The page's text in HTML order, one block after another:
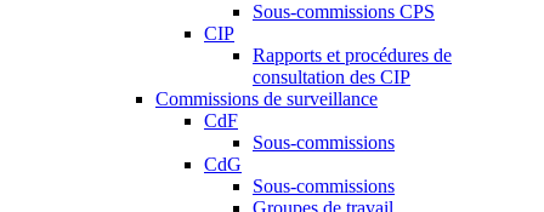
Sous-commissions CPS
CIP
Rapports et procédures de
consultation des CIP
Commissions de surveillance
CdF
Sous-commissions
CdG
Sous-commissions